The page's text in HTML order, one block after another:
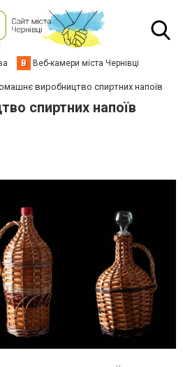
В Веб-камери міста Чернівці
виробництво спиртних напоїв
спиртних напоїв